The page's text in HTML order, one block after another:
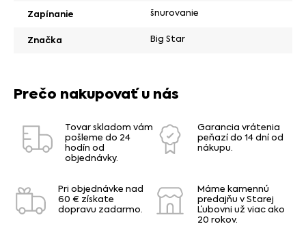
Zapínanie šnurovanie
Značka Big Star
Prečo nakupovať u nás
Tovar skladom vám
pošleme do 24
hodín od
objednávky.
Garancia vrátenia
peňazí do 14 dní od
nákupu.
Pri objednávke nad
60 € získate
dopravu zadarmo.
Máme kamennú
predajňu v Starej
Ľubovni už viac ako
20 rokov.